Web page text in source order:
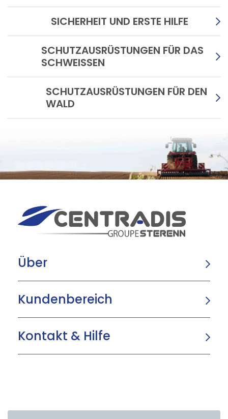
SICHERHEIT UND ERSTE HILFE
SCHUTZAUSRÜSTUNGEN FÜR DAS
SCHWEISSEN
SCHUTZAUSRÜSTUNGEN FÜR DEN
WALD
Über
Kundenbereich
Kontakt & Hilfe